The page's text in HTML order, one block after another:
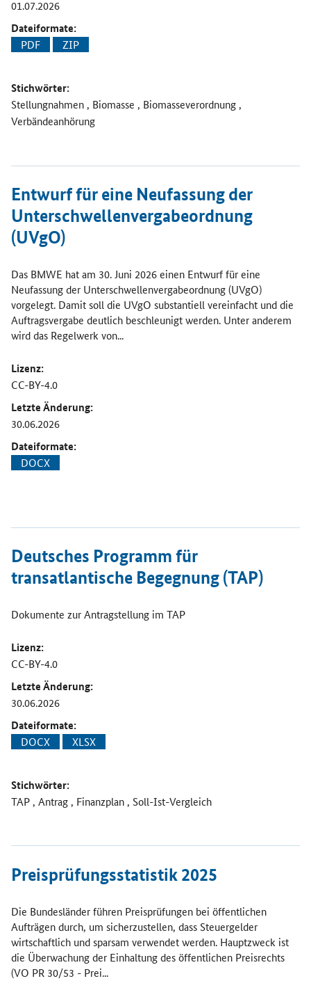
01.07.2026
Dateiformate:
PDF ZIP
Stichwörter:
Stellungnahmen , Biomasse , Biomasseverordnung ,
Verbändeanhörung
Entwurf für eine Neufassung der
Unterschwellenvergabeordnung
(UVgO)
Das BMWE hat am 30. Juni 2026 einen Entwurf für eine
Neufassung der Unterschwellenvergabeordnung (UVgO)
vorgelegt. Damit soll die UVgO substantiell vereinfacht und die
Auftragsvergabe deutlich beschleunigt werden. Unter anderem
wird das Regelwerk von...
Lizenz:
CC-BY-4.0
Letzte Änderung:
30.06.2026
Dateiformate:
DOCX
Öffnet Einzelsicht
Deutsches Programm für
transatlantische Begegnung (TAP)
Dokumente zur Antragstellung im TAP
Lizenz:
CC-BY-4.0
Letzte Änderung:
30.06.2026
Dateiformate:
DOCX XLSX
Stichwörter:
TAP , Antrag , Finanzplan , Soll-Ist-Vergleich
Öffnet Einzelsicht
Preisprüfungsstatistik 2025
Die Bundesländer führen Preisprüfungen bei öffentlichen
Aufträgen durch, um sicherzustellen, dass Steuergelder
wirtschaftlich und sparsam verwendet werden. Hauptzweck ist
die Überwachung der Einhaltung des öffentlichen Preisrechts
(VO PR 30/53 - Prei...
Öffnet Einzelsicht